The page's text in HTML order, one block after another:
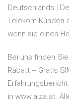
Deutschlands |
Telekom-Kunden
wenn sie einen
Bei uns finden
Rabatt + Gratis
in www.alza.at.